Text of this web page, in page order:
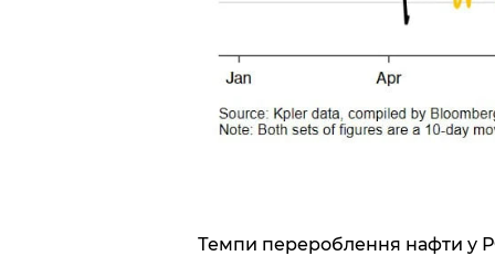
Темпи перероблення нафти у